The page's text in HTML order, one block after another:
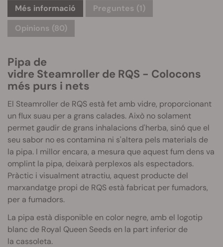
Més informació Preguntes (1)
Opinions (80)
Pipa de
vidre Steamroller de RQS - Colocons
més purs i nets
El Steamroller de RQS està fet amb vidre, proporcionant
un flux suau per a grans calades. Això no solament
permet gaudir de grans inhalacions d'herba, sinó que el
seu sabor no es contamina ni s'altera pels materials de
la pipa. I millor encara, a mesura que aquest fum dens va
omplint la pipa, deixarà perplexos als espectadors.
Pràctic i visualment atractiu, aquest producte del
marxandatge propi de RQS està fabricat per fumadors,
per a fumadors.
La pipa està disponible en color negre, amb el logotip
blanc de Royal Queen Seeds en la part inferior de
la cassoleta.